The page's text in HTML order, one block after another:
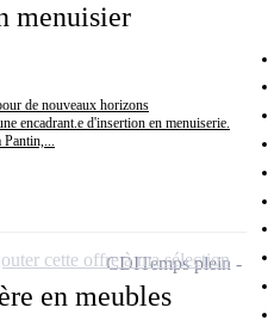
menuisier
de nouveaux horizons
encadrant.e d'insertion en menuiserie.
Pantin,...
en meubles
CDITemps plein
cette offre à ma sélection